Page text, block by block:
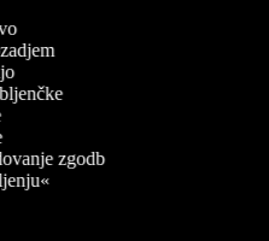
zgodb